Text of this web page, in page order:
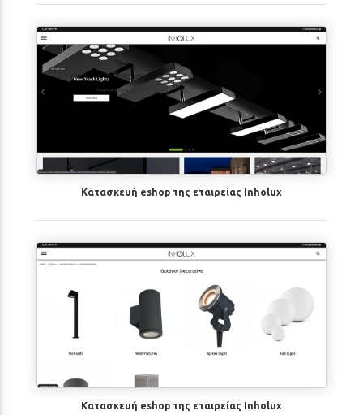
Κατασκευή eshop της εταιρείας Inholux
Κατασκευή eshop της εταιρείας Inholux